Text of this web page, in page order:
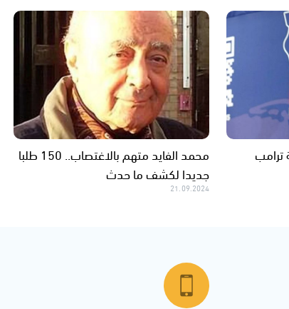
محمد الفايد متهم بالاغتصاب.. 150 طلبا
جديدا لكشف ما حدث
21.09.2024